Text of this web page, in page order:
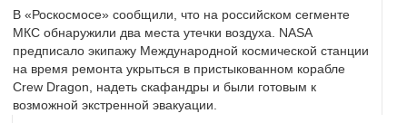
В «Роскосмосе» сообщили, что на российском сегменте
МКС обнаружили два места утечки воздуха. NASA
предписало экипажу Международной космической станции
на время ремонта укрыться в пристыкованном корабле
Crew Dragon, надеть скафандры и были готовым к
возможной экстренной эвакуации.